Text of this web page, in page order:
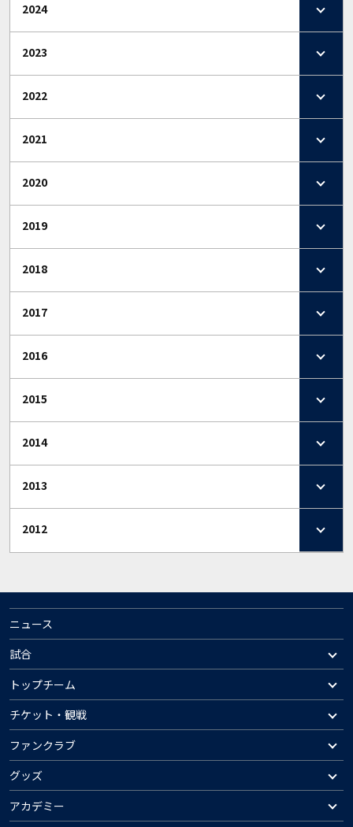
2024
2023
2022
2021
2020
2019
2018
2017
2016
2015
2014
2013
2012
ニュース
試合
トップチーム
チケット・観戦
ファンクラブ
グッズ
アカデミー